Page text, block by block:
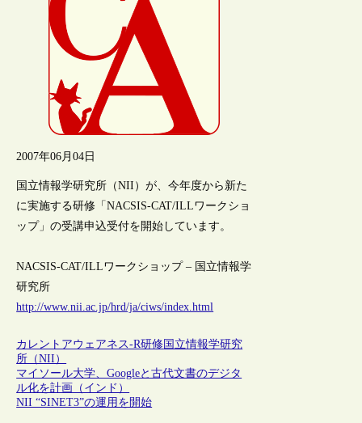
2007年06月04日
国立情報学研究所（NII）が、今年度から新た
に実施する研修「NACSIS-CAT/ILLワークショ
ップ」の受講申込受付を開始しています。
NACSIS-CAT/ILLワークショップ – 国立情報学
研究所
http://www.nii.ac.jp/hrd/ja/ciws/index.html
カレントアウェアネス-R研修国立情報学研究
所（NII）
マイソール大学、Googleと古代文書のデジタ
ル化を計画（インド）
NII “SINET3”の運用を開始